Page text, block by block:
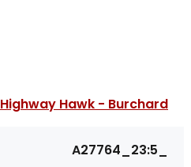
Highway Hawk - Burchard
A27764_23:5_